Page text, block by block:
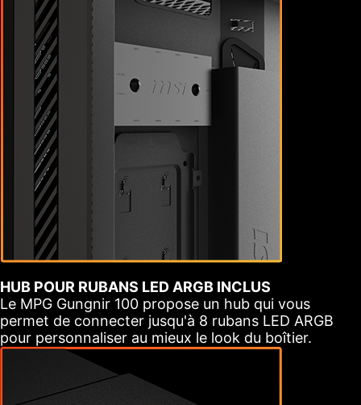
HUB POUR RUBANS LED ARGB INCLUS
Le MPG Gungnir 100 propose un hub qui vous
permet de connecter jusqu'à 8 rubans LED ARGB
pour personnaliser au mieux le look du boîtier.